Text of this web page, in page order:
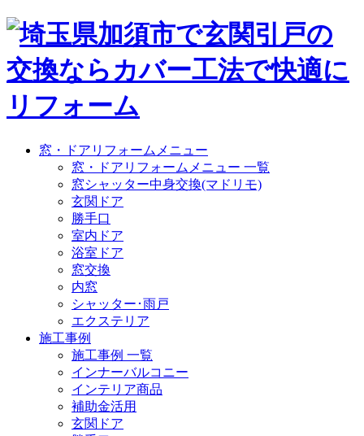
窓・ドアリフォームメニュー
窓・ドアリフォームメニュー 一覧
窓シャッター中身交換(マドリモ)
玄関ドア
勝手口
室内ドア
浴室ドア
窓交換
内窓
シャッター･雨戸
エクステリア
施工事例
施工事例 一覧
インナーバルコニー
インテリア商品
補助金活用
玄関ドア